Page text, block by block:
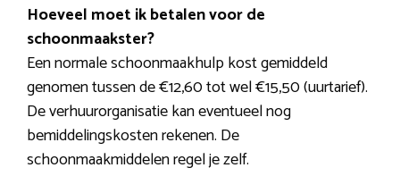
Hoeveel moet ik betalen voor de
schoonmaakster?
Een normale schoonmaakhulp kost gemiddeld
genomen tussen de €12,60 tot wel €15,50 (uurtarief).
De verhuurorganisatie kan eventueel nog
bemiddelingskosten rekenen. De
schoonmaakmiddelen regel je zelf.